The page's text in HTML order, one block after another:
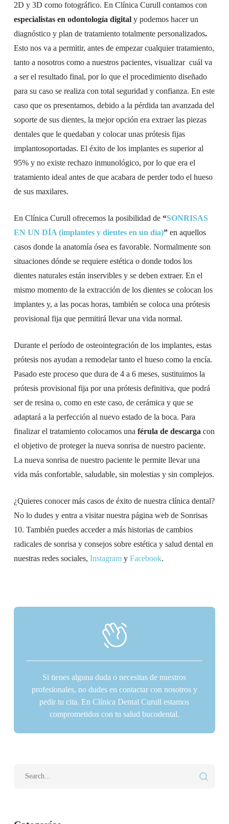
2D y 3D como fotográfico. En Clínica Curull contamos con
especialistas en odontología digital y podemos hacer un
diagnóstico y plan de tratamiento totalmente personalizados.
Esto nos va a permitir, antes de empezar cualquier tratamiento,
tanto a nosotros como a nuestros pacientes, visualizar cuál va
a ser el resultado final, por lo que el procedimiento diseñado
para su caso se realiza con total seguridad y confianza. En este
caso que os presentamos, debido a la pérdida tan avanzada del
soporte de sus dientes, la mejor opción era extraer las piezas
dentales que le quedaban y colocar unas prótesis fijas
implantosoportadas. El éxito de los implantes es superior al
95% y no existe rechazo inmunológico, por lo que era el
tratamiento ideal antes de que acabara de perder todo el hueso
de sus maxilares.
En Clínica Curull ofrecemos la posibilidad de “SONRISAS
EN UN DÍA (implantes y dientes en un día)”en aquellos
casos donde la anatomía ósea es favorable. Normalmente son
situaciones dónde se requiere estética o donde todos los
dientes naturales están inservibles y se deben extraer. En el
mismo momento de la extracción de los dientes se colocan los
implantes y, a las pocas horas, también se coloca una prótesis
provisional fija que permitirá llevar una vida normal.
Durante el período de osteointegración de los implantes, estas
prótesis nos ayudan a remodelar tanto el hueso como la encía.
Pasado este proceso que dura de 4 a 6 meses, sustituimos la
prótesis provisional fija por una prótesis definitiva, que podrá
ser de resina o, como en este caso, de cerámica y que se
adaptará a la perfección al nuevo estado de la boca. Para
finalizar el tratamiento colocamos una férula de descarga con
el objetivo de proteger la nueva sonrisa de nuestro paciente.
La nueva sonrisa de nuestro paciente le permite llevar una
vida más confortable, saludable, sin molestias y sin complejos.
¿Quieres conocer más casos de éxito de nuestra clínica dental?
No lo dudes y entra a visitar nuestra página web de Sonrisas
10. También puedes acceder a más historias de cambios
radicales de sonrisa y consejos sobre estética y salud dental en
nuestras redes sociales, Instagramy Facebook.
Si tienes alguna duda o necesitas de nuestros
profesionales, no dudes en contactar con nosotros y
pedir tu cita. En Clínica Dental Curull estamos
comprometidos con tu salud bucodental.